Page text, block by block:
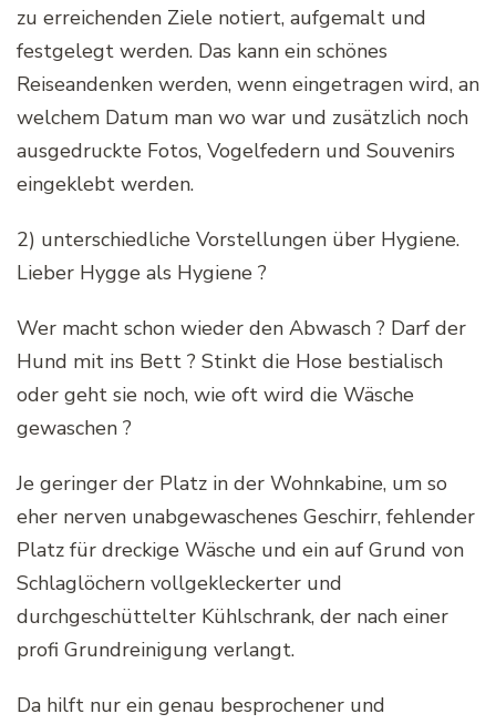
zu erreichenden Ziele notiert, aufgemalt und
festgelegt werden. Das kann ein schönes
Reiseandenken werden, wenn eingetragen wird, an
welchem Datum man wo war und zusätzlich noch
ausgedruckte Fotos, Vogelfedern und Souvenirs
eingeklebt werden.
2) unterschiedliche Vorstellungen über Hygiene.
Lieber Hygge als Hygiene ?
Wer macht schon wieder den Abwasch ? Darf der
Hund mit ins Bett ? Stinkt die Hose bestialisch
oder geht sie noch, wie oft wird die Wäsche
gewaschen ?
Je geringer der Platz in der Wohnkabine, um so
eher nerven unabgewaschenes Geschirr, fehlender
Platz für dreckige Wäsche und ein auf Grund von
Schlaglöchern vollgekleckerter und
durchgeschüttelter Kühlschrank, der nach einer
profi Grundreinigung verlangt.
Da hilft nur ein genau besprochener und